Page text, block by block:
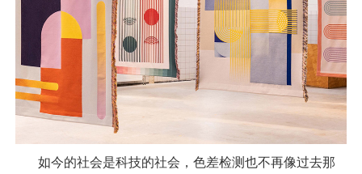
如今的社会是科技的社会，色差检测也不再像过去那